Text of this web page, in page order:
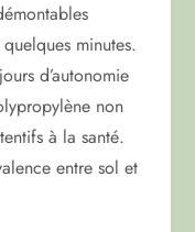
minutes.
d’autonomie
non
à la santé.
entre sol et